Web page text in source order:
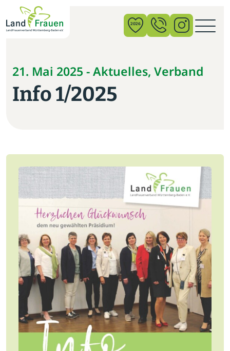
2026
21. Mai 2025 - Aktuelles, Verband
Info 1/2025
×
News
Verband
Gemeinschaft
Vor Ort
Startseite
Jobs
Newsletter
Presse
Intern
Login